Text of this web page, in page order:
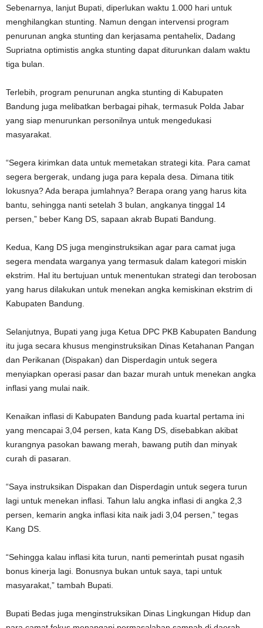
Sebenarnya, lanjut Bupati, diperlukan waktu 1.000 hari untuk
menghilangkan stunting. Namun dengan intervensi program
penurunan angka stunting dan kerjasama pentahelix, Dadang
Supriatna optimistis angka stunting dapat diturunkan dalam waktu
tiga bulan.
Terlebih, program penurunan angka stunting di Kabupaten
Bandung juga melibatkan berbagai pihak, termasuk Polda Jabar
yang siap menurunkan personilnya untuk mengedukasi
masyarakat.
“Segera kirimkan data untuk memetakan strategi kita. Para camat
segera bergerak, undang juga para kepala desa. Dimana titik
lokusnya? Ada berapa jumlahnya? Berapa orang yang harus kita
bantu, sehingga nanti setelah 3 bulan, angkanya tinggal 14
persen,” beber Kang DS, sapaan akrab Bupati Bandung.
Kedua, Kang DS juga menginstruksikan agar para camat juga
segera mendata warganya yang termasuk dalam kategori miskin
ekstrim. Hal itu bertujuan untuk menentukan strategi dan terobosan
yang harus dilakukan untuk menekan angka kemiskinan ekstrim di
Kabupaten Bandung.
Selanjutnya, Bupati yang juga Ketua DPC PKB Kabupaten Bandung
itu juga secara khusus menginstruksikan Dinas Ketahanan Pangan
dan Perikanan (Dispakan) dan Disperdagin untuk segera
menyiapkan operasi pasar dan bazar murah untuk menekan angka
inflasi yang mulai naik.
Kenaikan inflasi di Kabupaten Bandung pada kuartal pertama ini
yang mencapai 3,04 persen, kata Kang DS, disebabkan akibat
kurangnya pasokan bawang merah, bawang putih dan minyak
curah di pasaran.
“Saya instruksikan Dispakan dan Disperdagin untuk segera turun
lagi untuk menekan inflasi. Tahun lalu angka inflasi di angka 2,3
persen, kemarin angka inflasi kita naik jadi 3,04 persen,” tegas
Kang DS.
“Sehingga kalau inflasi kita turun, nanti pemerintah pusat ngasih
bonus kinerja lagi. Bonusnya bukan untuk saya, tapi untuk
masyarakat,” tambah Bupati.
Bupati Bedas juga menginstruksikan Dinas Lingkungan Hidup dan